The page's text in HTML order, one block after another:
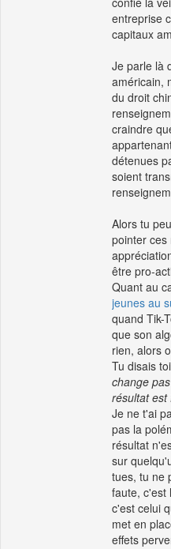
entreprise
capitaux
Je parle là
américain,
du droit
craindre
détenues
soient
Alors tu
pointer ces
être pro-
Quant au
jeunes au
quand Tik-
que son
rien, alors
Tu disais
change
résultat est
Je ne t'ai
pas la
résultat
sur
tues, tu ne
faute, c'est
c'est celui
met en
effets